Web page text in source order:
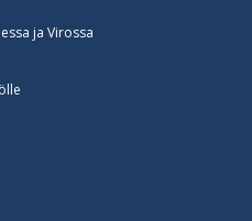
ja Virossa